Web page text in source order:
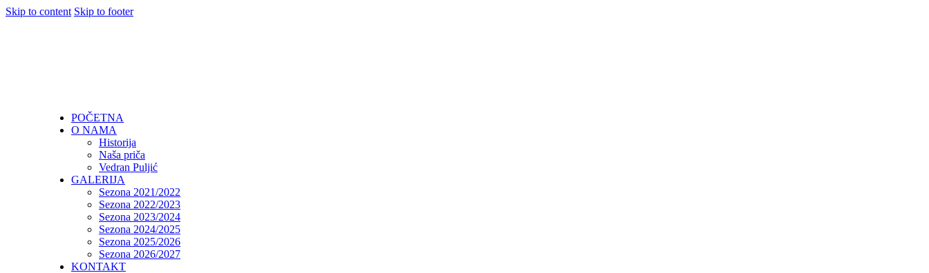
Skip to content Skip to footer
POČETNA
O NAMA
Historija
Naša priča
Vedran Puljić
GALERIJA
Sezona 2021/2022
Sezona 2022/2023
Sezona 2023/2024
Sezona 2024/2025
Sezona 2025/2026
Sezona 2026/2027
KONTAKT